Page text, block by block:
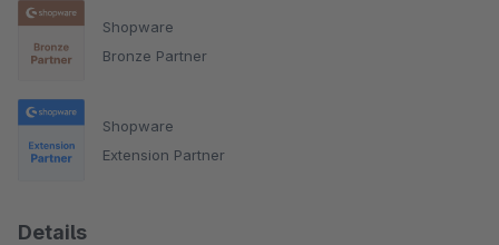
Shopware
Bronze Partner
Shopware
Extension Partner
Details